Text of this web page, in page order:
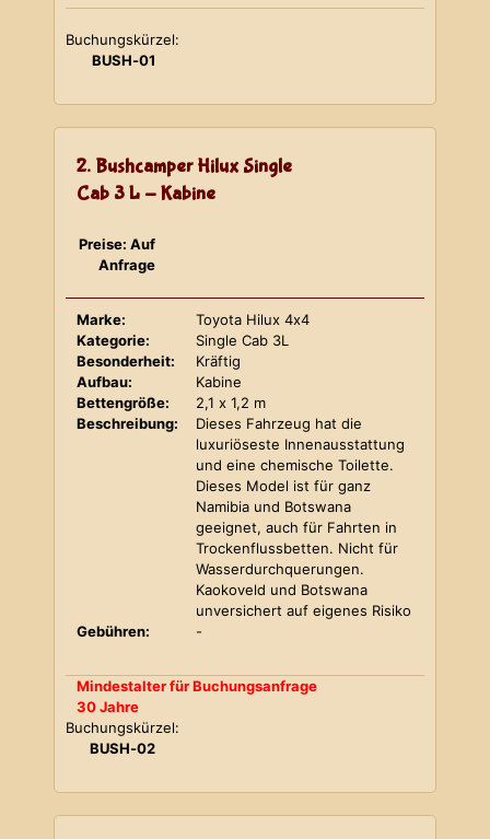
Buchungskürzel:
BUSH-01
2. Bushcamper Hilux Single
Cab 3 L - Kabine
Preise: Auf
Anfrage
Marke:
Toyota Hilux 4x4
Kategorie:
Single Cab 3L
Besonderheit:
Kräftig
Aufbau:
Kabine
Bettengröße:
2,1 x 1,2 m
Beschreibung:
Dieses Fahrzeug hat die
luxuriöseste Innenausstattung
und eine chemische Toilette.
Dieses Model ist für ganz
Namibia und Botswana
geeignet, auch für Fahrten in
Trockenflussbetten. Nicht für
Wasserdurchquerungen.
Kaokoveld und Botswana
unversichert auf eigenes Risiko
Gebühren:
-
Mindestalter für Buchungsanfrage
30 Jahre
Buchungskürzel:
BUSH-02